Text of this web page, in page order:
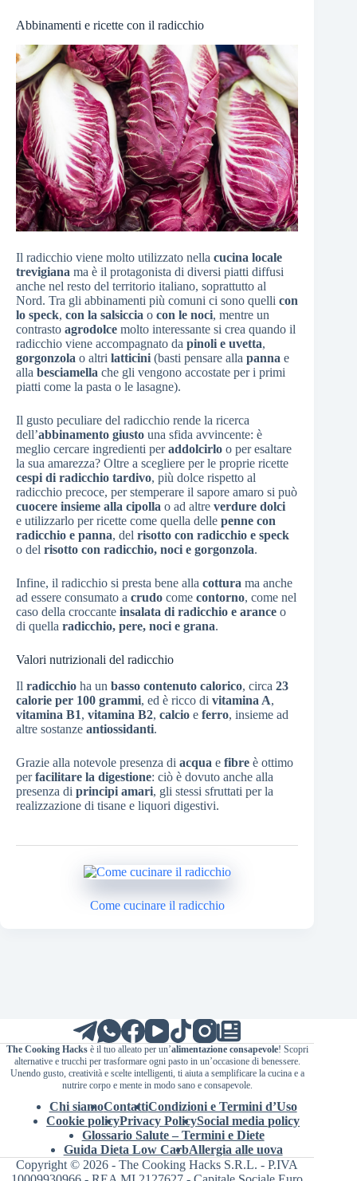
Abbinamenti e ricette con il radicchio
Il radicchio viene molto utilizzato nella cucina locale
trevigiana ma è il protagonista di diversi piatti diffusi
anche nel resto del territorio italiano, soprattutto al
Nord. Tra gli abbinamenti più comuni ci sono quelli con
lo speck, con la salsiccia o con le noci, mentre un
contrasto agrodolce molto interessante si crea quando il
radicchio viene accompagnato da pinoli e uvetta,
gorgonzola o altri latticini (basti pensare alla panna e
alla besciamella che gli vengono accostate per i primi
piatti come la pasta o le lasagne).
Il gusto peculiare del radicchio rende la ricerca
dell’abbinamento giusto una sfida avvincente: è
meglio cercare ingredienti peraddolcirlo o per esaltare
la sua amarezza? Oltre a scegliere per le proprie ricette
cespi di radicchio tardivo, più dolce rispetto al
radicchio precoce, per stemperare il sapore amaro si può
cuocere insieme alla cipolla o ad altre verdure dolci
e utilizzarlo per ricette come quella delle penne con
radicchio e panna, del risotto con radicchio e speck
o del risotto con radicchio, noci e gorgonzola.
Infine, il radicchio si presta bene alla cottura ma anche
ad essere consumato a crudo come contorno, come nel
caso della croccante insalata di radicchio e arance o
di quella radicchio, pere, noci e grana.
Valori nutrizionali del radicchio
Il radicchio ha un basso contenuto calorico, circa 23
calorie per 100 grammi, ed è ricco di vitamina A,
vitamina B1, vitamina B2, calcio e ferro, insieme ad
altre sostanze antiossidanti.
Grazie alla notevole presenza di acqua e fibre è ottimo
perfacilitare la digestione: ciò è dovuto anche alla
presenza di principi amari, gli stessi sfruttati per la
realizzazione di tisane e liquori digestivi.
Come cucinare il radicchio
The Cooking Hacksè il tuo alleato per un’alimentazione consapevole! Scopri
alternative e trucchi per trasformare ogni pasto in un’occasione di benessere.
Unendo gusto, creatività e scelte intelligenti, ti aiuta a semplificare la cucina e a
nutrire corpo e mente in modo sano e consapevole.
Chi siamoContattiCondizioni e Termini d’Uso
Cookie policyPrivacy PolicySocial media policy
Glossario Salute – Termini e Diete
Guida Dieta Low CarbAllergia alle uova
Copyright © 2026 - The Cooking Hacks S.R.L. - P.IVA